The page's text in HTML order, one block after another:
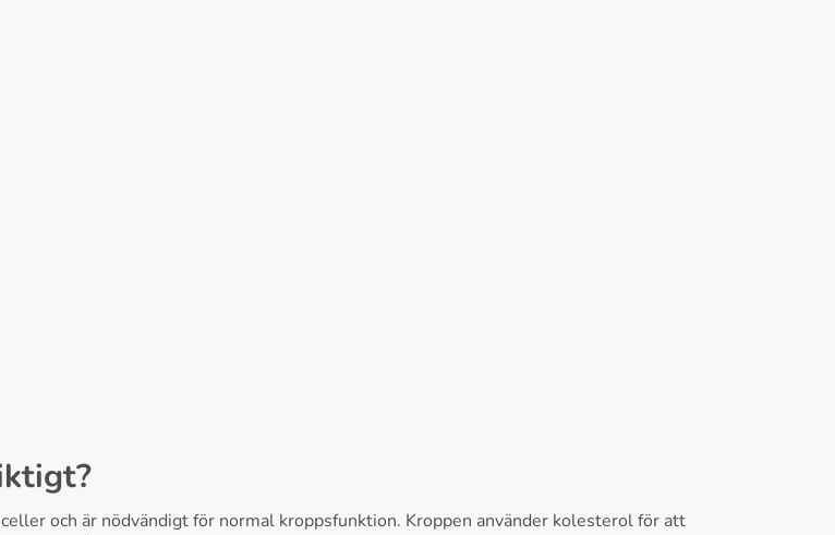
och är nödvändigt för normal kroppsfunktion. Kroppen använder kolesterol för att